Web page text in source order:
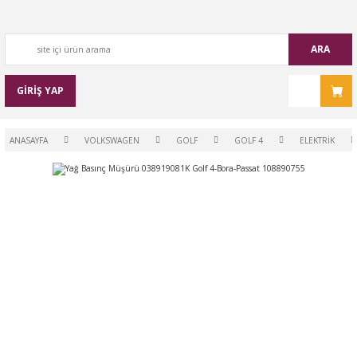
ARA
GİRİŞ YAP
ANASAYFA VOLKSWAGEN GOLF GOLF 4 ELEKTRİK